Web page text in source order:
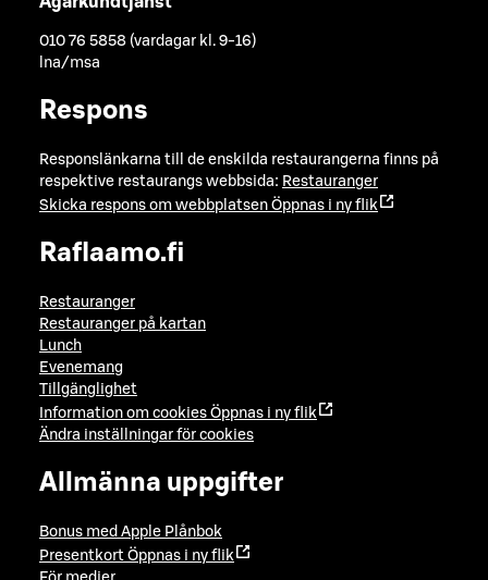
010 76 5858 (vardagar kl. 9-16)
lna/msa
Respons
Responslänkarna till de enskilda restaurangerna finns på
respektive restaurangs webbsida: Restauranger
Skicka respons om webbplatsen Öppnas i ny flik
Raflaamo.fi
Restauranger
Restauranger på kartan
Lunch
Evenemang
Tillgänglighet
Information om cookies Öppnas i ny flik
Ändra inställningar för cookies
Allmänna uppgifter
Bonus med Apple Plånbok
Presentkort Öppnas i ny flik